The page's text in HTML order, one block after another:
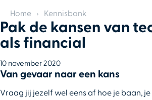
Home Kennisbank
Pak de kansen van
als financial
10 november 2020
Van gevaar naar een kans
Vraag jij jezelf wel eens af hoe je baan,